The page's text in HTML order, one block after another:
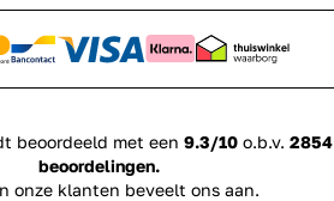
beoordeeld met een 9.3/10o.b.v. 2854
beoordelingen.
onze klanten beveelt ons aan.